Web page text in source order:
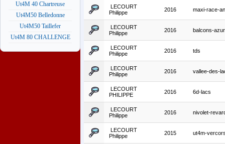
Ut4M 40 Chartreuse
Ut4M50 Belledonne
Ut4M50 Taillefer
Ut4M 80 CHALLENGE
LECOURT
Philippe
2016 maxi-race-
LECOURT
Philippe
2016 balcons-
LECOURT
Philippe
2016 tds
LECOURT
Philippe
2016 vallee-des-
LECOURT
PHILIPPE
2016 6d-lacs
LECOURT
Philippe
2016 nivolet-
LECOURT
Philippe
2015 ut4m-